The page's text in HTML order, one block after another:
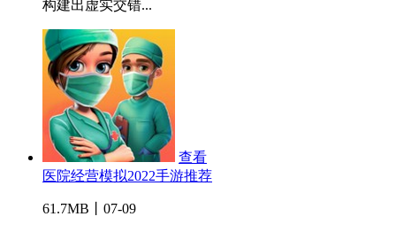
构建出虚实交错...
查看
医院经营模拟2022手游推荐
61.7MB丨07-09